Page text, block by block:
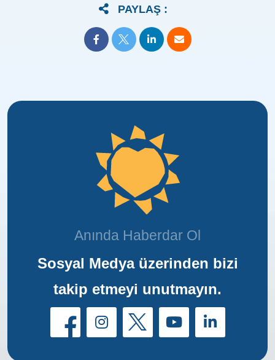
PAYLAŞ :
Anında Haberdar Ol
Sosyal Medya üzerinden bizi
takip etmeyi unutmayın.